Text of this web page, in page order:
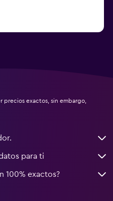
exactos, sin embargo,
para ti
100% exactos?